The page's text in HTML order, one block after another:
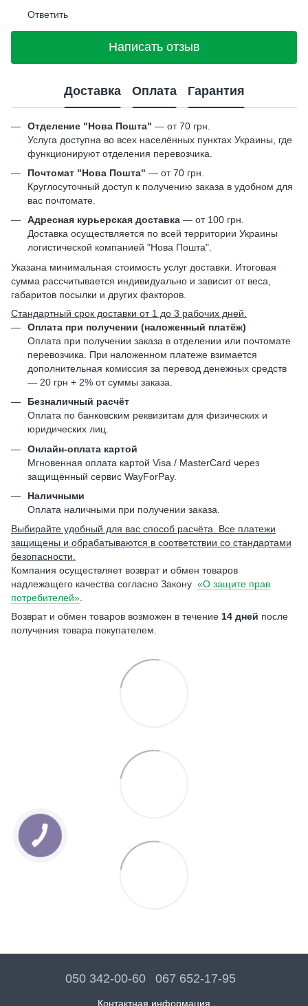
Ответить
Написать отзыв
Доставка Оплата Гарантия
Отделение "Нова Пошта" — от 70 грн.
Услуга доступна во всех населённых пунктах Украины, где
функционируют отделения перевозчика.
Почтомат "Нова Пошта" — от 70 грн.
Круглосуточный доступ к получению заказа в удобном для
вас почтомате.
Адресная курьерская доставка — от 100 грн.
Доставка осуществляется по всей территории Украины
логистической компанией "Нова Пошта".
Указана минимальная стоимость услуг доставки. Итоговая
сумма рассчитывается индивидуально и зависит от веса,
габаритов посылки и других факторов.
Стандартный срок доставки от 1 до 3 рабочих дней.
Оплата при получении (наложенный платёж)
Оплата при получении заказа в отделении или почтомате
перевозчика. При наложенном платеже взимается
дополнительная комиссия за перевод денежных средств
— 20 грн + 2% от суммы заказа.
Безналичный расчёт
Оплата по банковским реквизитам для физических и
юридических лиц.
Онлайн-оплата картой
Мгновенная оплата картой Visa / MasterCard через
защищённый сервис WayForPay.
Наличными
Оплата наличными при получении заказа.
Выбирайте удобный для вас способ расчёта. Все платежи
защищены и обрабатываются в соответствии со стандартами
безопасности.
Компания осуществляет возврат и обмен товаров
надлежащего качества согласно Закону «О защите прав
потребителей».
Возврат и обмен товаров возможен в течение 14 дней после
получения товара покупателем.
050 342-00-60 067 652-17-95
Контактная информация